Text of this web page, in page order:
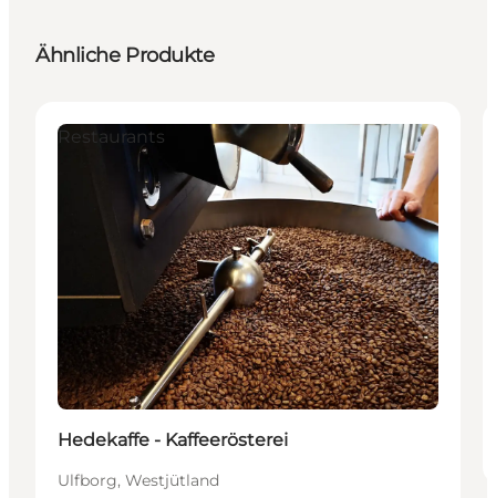
Ähnliche Produkte
Restaurants
Hedekaffe - Kaffeerösterei
Ulfborg, Westjütland